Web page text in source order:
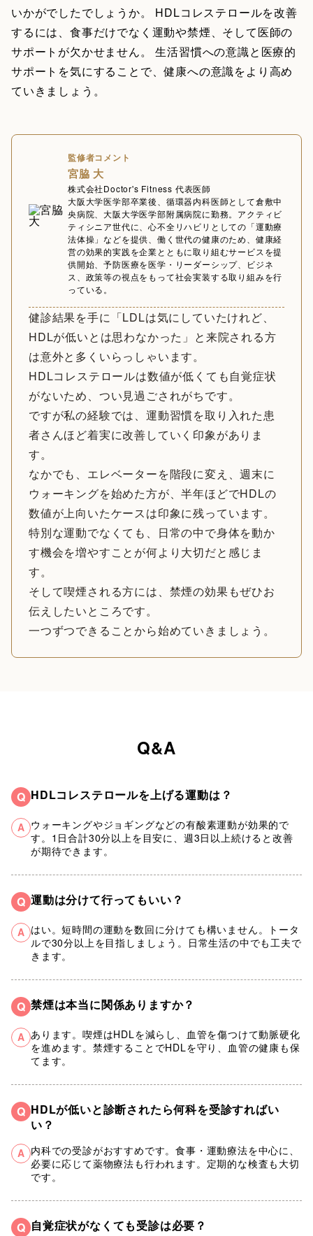
いかがでしたでしょうか。 HDLコレステロールを改善
するには、食事だけでなく運動や禁煙、そして医師の
サポートが欠かせません。 生活習慣への意識と医療的
サポートを気にすることで、健康への意識をより高め
ていきましょう。
監修者コメント
宮脇 大
株式会社Doctor's Fitness 代表医師
大阪大学医学部卒業後、循環器内科医師として倉敷中
央病院、大阪大学医学部附属病院に勤務。アクティビ
ティシニア世代に、心不全リハビリとしての「運動療
法体操」などを提供、働く世代の健康のため、健康経
営の効果的実践を企業とともに取り組むサービスを提
供開始、予防医療を医学・リーダーシップ、ビジネ
ス、政策等の視点をもって社会実装する取り組みを行
っている。
健診結果を手に「LDLは気にしていたけれど、
HDLが低いとは思わなかった」と来院される方
は意外と多くいらっしゃいます。
HDLコレステロールは数値が低くても自覚症状
がないため、つい見過ごされがちです。
ですが私の経験では、運動習慣を取り入れた患
者さんほど着実に改善していく印象がありま
す。
なかでも、エレベーターを階段に変え、週末に
ウォーキングを始めた方が、半年ほどでHDLの
数値が上向いたケースは印象に残っています。
特別な運動でなくても、日常の中で身体を動か
す機会を増やすことが何より大切だと感じま
す。
そして喫煙される方には、禁煙の効果もぜひお
伝えしたいところです。
一つずつできることから始めていきましょう。
Q&A
Q HDLコレステロールを上げる運動は？
A ウォーキングやジョギングなどの有酸素運動が効果的で
す。1日合計30分以上を目安に、週3日以上続けると改善
が期待できます。
Q 運動は分けて行ってもいい？
A はい。短時間の運動を数回に分けても構いません。トータ
ルで30分以上を目指しましょう。日常生活の中でも工夫で
きます。
Q 禁煙は本当に関係ありますか？
A あります。喫煙はHDLを減らし、血管を傷つけて動脈硬化
を進めます。禁煙することでHDLを守り、血管の健康も保
てます。
Q HDLが低いと診断されたら何科を受診すればい
い？
A 内科での受診がおすすめです。食事・運動療法を中心に、
必要に応じて薬物療法も行われます。定期的な検査も大切
です。
Q 自覚症状がなくても受診は必要？